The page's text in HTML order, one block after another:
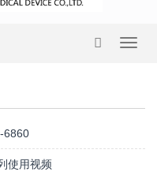
6860
使用视频